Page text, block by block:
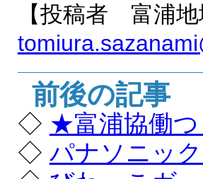
【投稿者 富浦
前後の記事
◇ ★富浦協働
◇ パナソニッ